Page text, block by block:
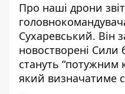
Про наші дрони
Сухаревський. Він
новостворені Сили
стануть “потужним
який визначатиме